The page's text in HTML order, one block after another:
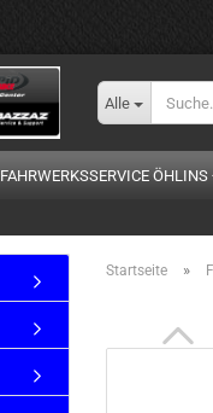
Alle
FAHRWERKSSERVICE ÖHLINS
Startseite »